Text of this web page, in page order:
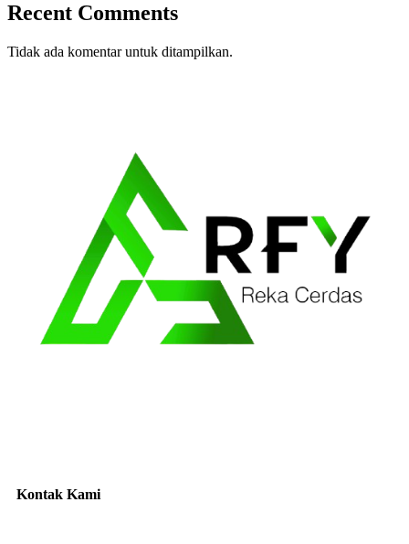
Recent Comments
Tidak ada komentar untuk ditampilkan.
Kontak Kami